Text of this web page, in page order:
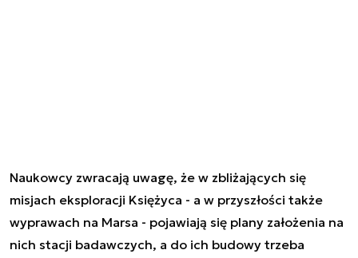
Naukowcy zwracają uwagę, że w zbliżających się
misjach eksploracji Księżyca - a w przyszłości także
wyprawach na Marsa - pojawiają się plany założenia na
nich stacji badawczych, a do ich budowy trzeba